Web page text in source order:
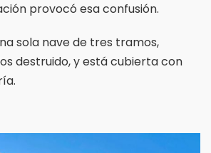
provocó esa confusión.
sola nave de tres tramos,
destruido, y está cubierta con